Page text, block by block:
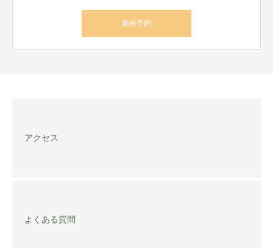
施術予約
アクセス
よくある質問